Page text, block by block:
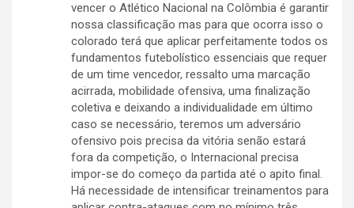
vencer o Atlético Nacional na Colômbia é garantir
nossa classificação mas para que ocorra isso o
colorado terá que aplicar perfeitamente todos os
fundamentos futebolístico essenciais que requer
de um time vencedor, ressalto uma marcação
acirrada, mobilidade ofensiva, uma finalização
coletiva e deixando a individualidade em último
caso se necessário, teremos um adversário
ofensivo pois precisa da vitória senão estará
fora da competição, o Internacional precisa
impor-se do começo da partida até o apito final.
Há necessidade de intensificar treinamentos para